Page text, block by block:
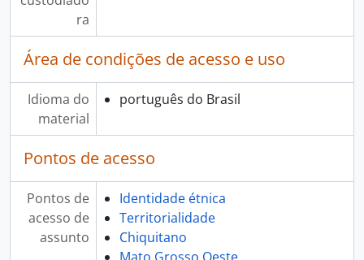
ra
Área de condições de acesso e uso
Idioma do
material
português do Brasil
Pontos de acesso
Pontos de
acesso de
assunto
Identidade étnica
Territorialidade
Chiquitano